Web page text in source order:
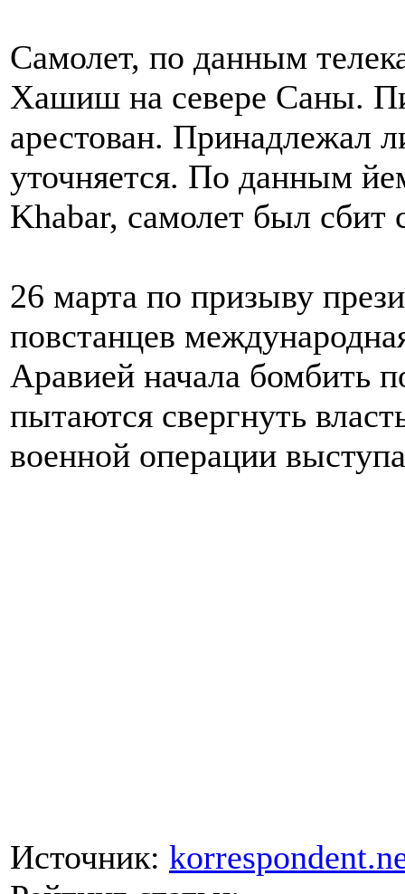
Самолет, по данным
Хашиш на севере Саны.
арестован. Принадлежал
уточняется. По данным
Khabar, самолет был
26 марта по призыву
повстанцев
Аравией начала бомбить
пытаются свергнуть
военной операции
Источник: